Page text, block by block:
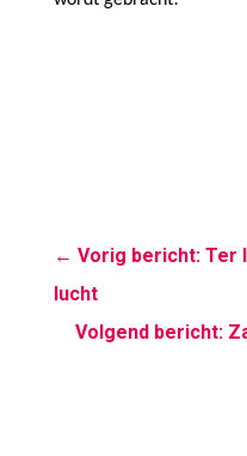
← Vorig bericht: Ter
lucht
Volgend bericht: